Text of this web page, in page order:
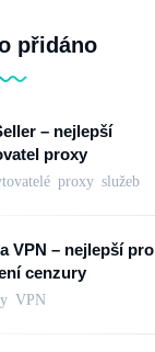
přidáno
– nejlepší
proxy
proxy služeb
VPN – nejlepší pro
cenzury
VPN